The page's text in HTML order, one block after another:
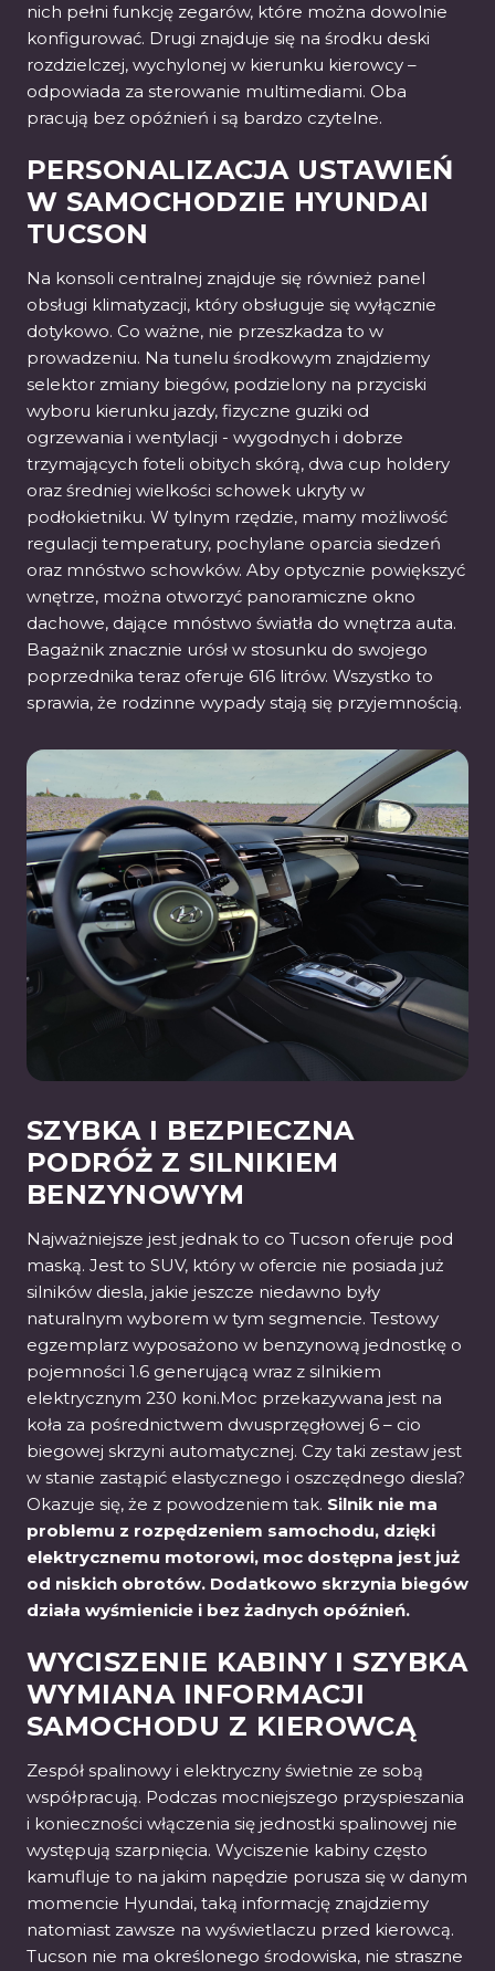
nich pełni funkcję zegarów, które można dowolnie
konfigurować. Drugi znajduje się na środku deski
rozdzielczej, wychylonej w kierunku kierowcy –
odpowiada za sterowanie multimediami. Oba
pracują bez opóźnień i są bardzo czytelne.
PERSONALIZACJA USTAWIEŃ
W SAMOCHODZIE HYUNDAI
TUCSON
Na konsoli centralnej znajduje się również panel
obsługi klimatyzacji, który obsługuje się wyłącznie
dotykowo. Co ważne, nie przeszkadza to w
prowadzeniu. Na tunelu środkowym znajdziemy
selektor zmiany biegów, podzielony na przyciski
wyboru kierunku jazdy, fizyczne guziki od
ogrzewania i wentylacji - wygodnych i dobrze
trzymających foteli obitych skórą, dwa cup holdery
oraz średniej wielkości schowek ukryty w
podłokietniku. W tylnym rzędzie, mamy możliwość
regulacji temperatury, pochylane oparcia siedzeń
oraz mnóstwo schowków. Aby optycznie powiększyć
wnętrze, można otworzyć panoramiczne okno
dachowe, dające mnóstwo światła do wnętrza auta.
Bagażnik znacznie urósł w stosunku do swojego
poprzednika teraz oferuje 616 litrów. Wszystko to
sprawia, że rodzinne wypady stają się przyjemnością.
SZYBKA I BEZPIECZNA
PODRÓŻ Z SILNIKIEM
BENZYNOWYM
Najważniejsze jest jednak to co Tucson oferuje pod
maską. Jest to SUV, który w ofercie nie posiada już
silników diesla, jakie jeszcze niedawno były
naturalnym wyborem w tym segmencie. Testowy
egzemplarz wyposażono w benzynową jednostkę o
pojemności 1.6 generującą wraz z silnikiem
elektrycznym 230 koni.Moc przekazywana jest na
koła za pośrednictwem dwusprzęgłowej 6 – cio
biegowej skrzyni automatycznej. Czy taki zestaw jest
w stanie zastąpić elastycznego i oszczędnego diesla?
Okazuje się, że z powodzeniem tak. Silnik nie ma
problemu z rozpędzeniem samochodu, dzięki
elektrycznemu motorowi, moc dostępna jest już
od niskich obrotów. Dodatkowo skrzynia biegów
działa wyśmienicie i bez żadnych opóźnień.
WYCISZENIE KABINY I SZYBKA
WYMIANA INFORMACJI
SAMOCHODU Z KIEROWCĄ
Zespół spalinowy i elektryczny świetnie ze sobą
współpracują. Podczas mocniejszego przyspieszania
i konieczności włączenia się jednostki spalinowej nie
występują szarpnięcia. Wyciszenie kabiny często
kamufluje to na jakim napędzie porusza się w danym
momencie Hyundai, taką informację znajdziemy
natomiast zawsze na wyświetlaczu przed kierowcą.
Tucson nie ma określonego środowiska, nie straszne